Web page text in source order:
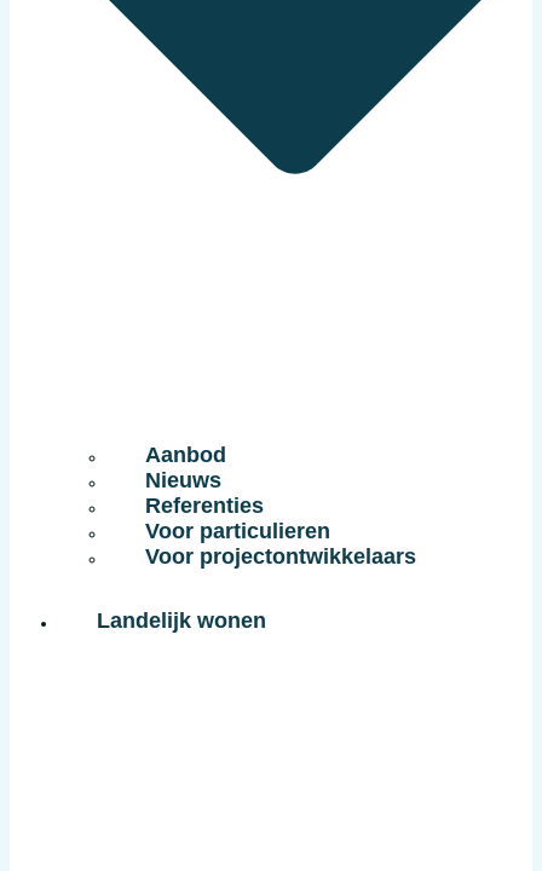
Aanbod
Nieuws
Referenties
Voor particulieren
Voor projectontwikkelaars
Landelijk wonen